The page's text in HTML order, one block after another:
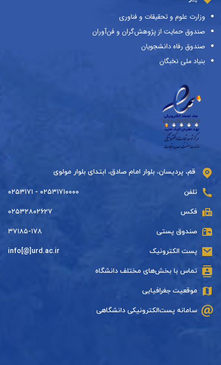
وزارت علوم و تحقیقات و فناوری
صندوق حمایت از پژوهش‌گران و فن‌آوران
صندوق رفاه دانشجویان
بنیاد ملی نخبگان
قم، پردیسان، بلوار امام صادق، ابتدای بلوار مولوی
تلفن ۰۲۵۳۱۷۱۰۰۰۰ - ۰۲۵۳۱۷۱
فکس ۰۲۵۳۲۸۰۲۶۲۷
صندوق پستی ۳۷۱۸۵-۱۷۸
پست الکترونیک info[@]urd.ac.ir
تماس با بخش‌های مختلف دانشگاه
موقعیت جغرافیایی
سامانه پست‌الکترونیکی دانشگاهی